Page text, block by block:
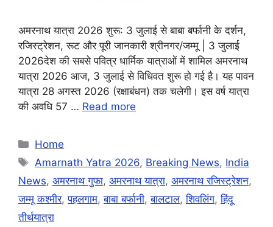
अमरनाथ यात्रा 2026 शुरू: 3 जुलाई से बाबा बर्फानी के दर्शन,
रजिस्ट्रेशन, रूट और पूरी जानकारी श्रीनगर/जम्मू | 3 जुलाई
2026देश की सबसे पवित्र धार्मिक यात्राओं में शामिल अमरनाथ
यात्रा 2026 आज, 3 जुलाई से विधिवत शुरू हो गई है। यह पावन
यात्रा 28 अगस्त 2026 (रक्षाबंधन) तक चलेगी। इस वर्ष यात्रा
की अवधि 57 … Read more
Categories
Home
Tags
Amarnath Yatra 2026, Breaking News, India
News, अमरनाथ गुफा, अमरनाथ यात्रा, अमरनाथ रजिस्ट्रेशन,
जम्मू कश्मीर,पहलगाम,बाबा बर्फानी,बालटाल,शिवलिंग,हिंदू
तीर्थयात्रा